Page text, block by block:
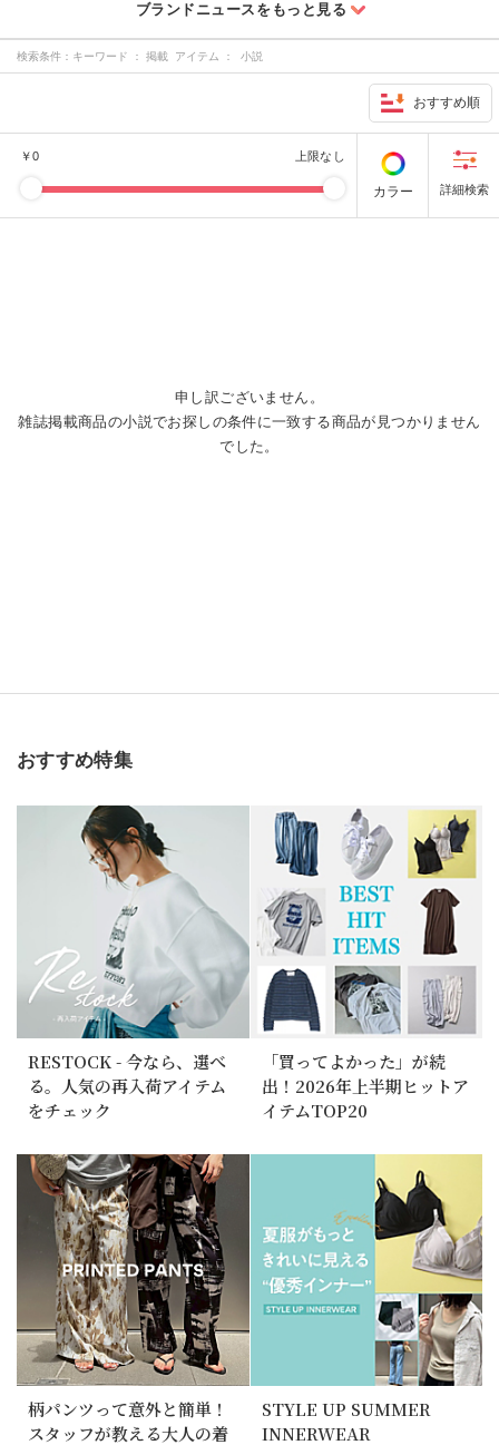
検索条件： キーワード ： 掲載 アイテム ： 小説
おすすめ順
￥0 上限なし
カラー
申し訳ございません。
雑誌掲載商品の小説でお探しの条件に一致する商品が見つかりません
でした。
おすすめ特集
RESTOCK - 今なら、選べ
る。人気の再入荷アイテム
をチェック
「買ってよかった」が続
出！2026年上半期ヒットア
イテムTOP20
柄パンツって意外と簡単！
スタッフが教える大人の着
STYLE UP SUMMER
INNERWEAR